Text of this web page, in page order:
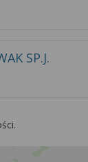
SP.J.